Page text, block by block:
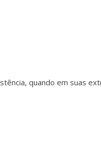
quando em suas